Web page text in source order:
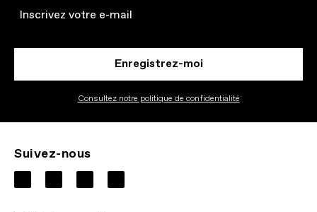
Email
Enregistrez-moi
Consultez notre politique de confidentialité
Suivez-nous